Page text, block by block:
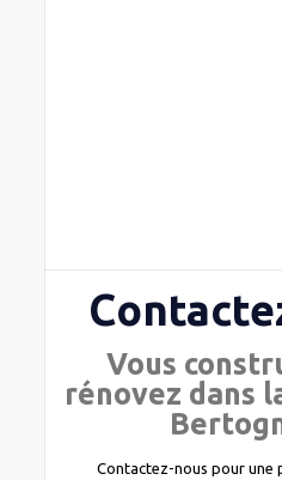
Vous
rénovez dans
Contactez-nous pour une